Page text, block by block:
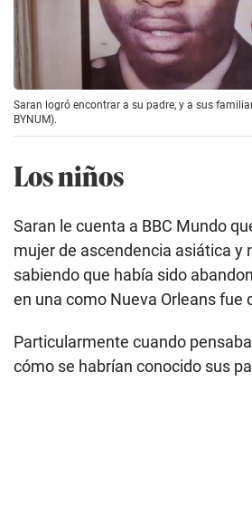
Saran logró encontrar a su padre, y a sus
BYNUM).
Los niños
Saran le cuenta a BBC Mundo
mujer de ascendencia asiática y
sabiendo que había sido
en una como Nueva Orleans fue
Particularmente cuando
cómo se habrían conocido sus